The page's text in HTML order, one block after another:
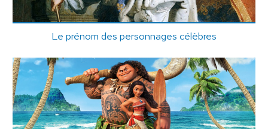
Le prénom des personnages célèbres